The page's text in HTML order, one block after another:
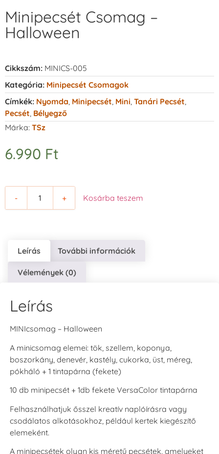
Minipecsét Csomag –
Halloween
Cikkszám: MINICS-005
Kategória: Minipecsét Csomagok
Címkék: Nyomda Minipecsét Mini Tanári Pecsét
Pecsét Bélyegző
Márka: TSz
6.990 Ft
- + Kosárba teszem
Leírás További információk
Vélemények (0)
Leírás
MINIcsomag – Halloween
A minicsomag elemei: tök, szellem, koponya,
boszorkány, denevér, kastély, cukorka, üst, méreg,
pókháló + 1 tintapárna (fekete)
10 db minipecsét + 1db fekete VersaColor tintapárna
Felhasználhatjuk ősszel kreatív naplóírásra vagy
csodálatos alkotásokhoz, például kertek kiegészítő
elemeként.
A minipecsétek olyan kis méretű pecsétek, amelyeket